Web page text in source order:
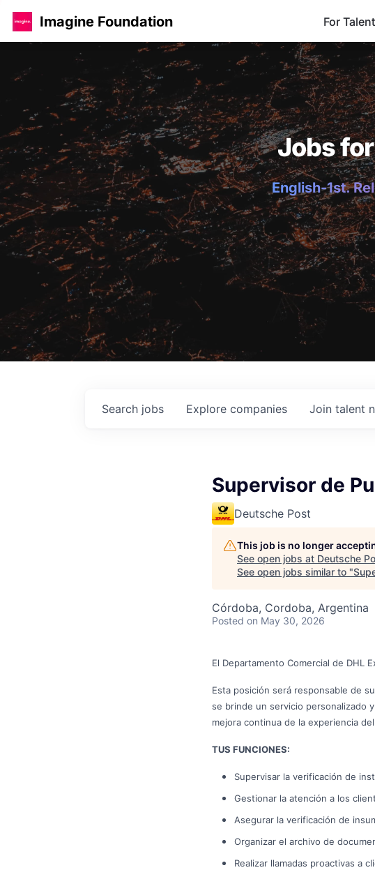
Imagine Foundation For Talent
Jobs
English-1st.
Search jobs Explore companies Join talent
Supervisor de
Deutsche Post
This job is no longer
See open jobs at Deutsche
See open jobs similar to "
Córdoba, Cordoba, Argentina
Posted on May 30, 2026
El Departamento Comercial de DHL
Esta posición será responsable de
se brinde un servicio personalizado
mejora continua de la experiencia
TUS FUNCIONES:
Supervisar la verificación de
Gestionar la atención a los
Asegurar la verificación de
Organizar el archivo de
Realizar llamadas proactivas a